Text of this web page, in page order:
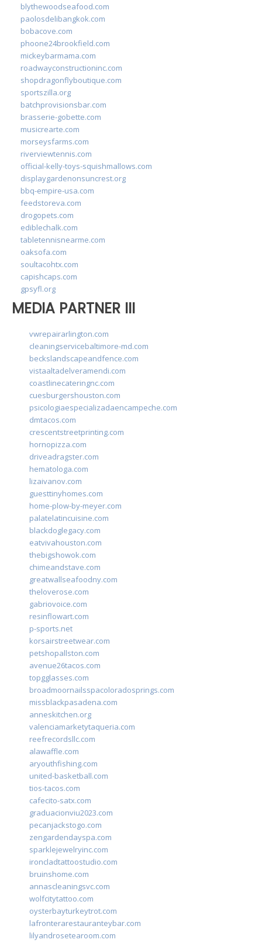
blythewoodseafood.com
paolosdelibangkok.com
bobacove.com
phoone24brookfield.com
mickeybarmama.com
roadwayconstructioninc.com
shopdragonflyboutique.com
sportszilla.org
batchprovisionsbar.com
brasserie-gobette.com
musicrearte.com
morseysfarms.com
riverviewtennis.com
official-kelly-toys-squishmallows.com
displaygardenonsuncrest.org
bbq-empire-usa.com
feedstoreva.com
drogopets.com
ediblechalk.com
tabletennisnearme.com
oaksofa.com
soultacohtx.com
capishcaps.com
gpsyfl.org
MEDIA PARTNER III
vwrepairarlington.com
cleaningservicebaltimore-md.com
beckslandscapeandfence.com
vistaaltadelveramendi.com
coastlinecateringnc.com
cuesburgershouston.com
psicologiaespecializadaencampeche.com
dmtacos.com
crescentstreetprinting.com
hornopizza.com
driveadragster.com
hematologa.com
lizaivanov.com
guesttinyhomes.com
home-plow-by-meyer.com
palatelatincuisine.com
blackdoglegacy.com
eatvivahouston.com
thebigshowok.com
chimeandstave.com
greatwallseafoodny.com
theloverose.com
gabriovoice.com
resinflowart.com
p-sports.net
korsairstreetwear.com
petshopallston.com
avenue26tacos.com
topgglasses.com
broadmoornailsspacoloradosprings.com
missblackpasadena.com
anneskitchen.org
valenciamarketytaqueria.com
reefrecordsllc.com
alawaffle.com
aryouthfishing.com
united-basketball.com
tios-tacos.com
cafecito-satx.com
graduacionviu2023.com
pecanjackstogo.com
zengardendayspa.com
sparklejewelryinc.com
ironcladtattoostudio.com
bruinshome.com
annascleaningsvc.com
wolfcitytattoo.com
oysterbayturkeytrot.com
lafronterarestauranteybar.com
lilyandrosetearoom.com